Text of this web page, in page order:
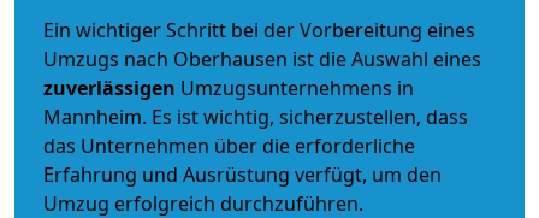
Ein wichtiger Schritt bei der Vorbereitung eines
Umzugs nach Oberhausen ist die Auswahl eines
zuverlässigen Umzugsunternehmens in
Mannheim. Es ist wichtig, sicherzustellen, dass
das Unternehmen über die erforderliche
Erfahrung und Ausrüstung verfügt, um den
Umzug erfolgreich durchzuführen.